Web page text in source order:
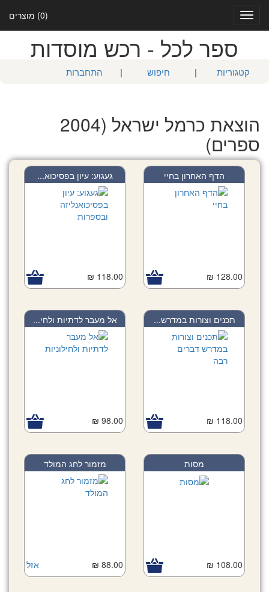
(0) מוצרים
Toggle
navigation
ספר לכל - רכש מוסדות
קטגוריות | חיפוש | התחברות
הוצאת כרמל ישראל (2004
ספרים)
הדף האחרון בחיי
128.00 ₪
געגוע: עיון בפסיכוא...
118.00 ₪
תכנים וצורות במדרש...
118.00 ₪
אל מעבר לדתיות ולחי...
98.00 ₪
מסות
108.00 ₪
מזמור לחג המולד
אזל 88.00 ₪